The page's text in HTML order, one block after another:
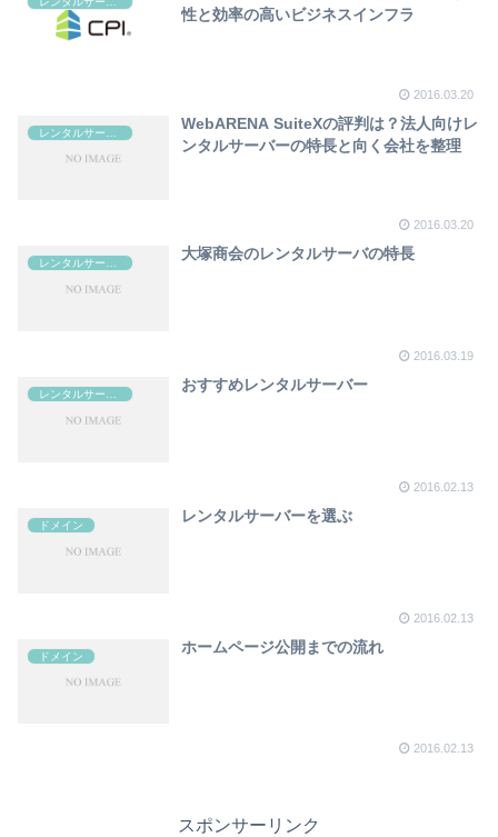
性と効率の高いビジネスインフラ
2016.03.20
WebARENA SuiteXの評判は？法人向けレ
ンタルサーバーの特長と向く会社を整理
2016.03.20
レンタルサーバー
大塚商会のレンタルサーバの特長
2016.03.19
おすすめレンタルサーバー
2016.02.13
ドメイン
レンタルサーバーを選ぶ
2016.02.13
ドメイン
ホームページ公開までの流れ
2016.02.13
スポンサーリンク